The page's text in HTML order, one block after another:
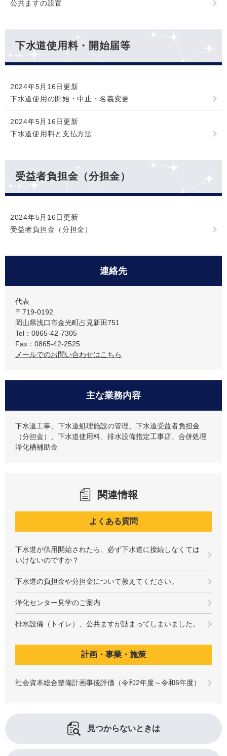
公共ますの設置
下水道使用料・開始届等
2024年5月16日更新
下水道使用の開始・中止・名義変更
2024年5月16日更新
下水道使用料と支払方法
受益者負担金（分担金）
2024年5月16日更新
受益者負担金（分担金）
連絡先
代表
〒719-0192
岡山県浅口市金光町占見新田751
Tel：0865-42-7305
Fax：0865-42-2525
メールでのお問い合わせはこちら
主な業務内容
下水道工事、下水道処理施設の管理、下水道受益者負担金
（分担金）、下水道使用料、排水設備指定工事店、合併処理
浄化槽補助金
関連情報
よくある質問
下水道が供用開始されたら、必ず下水道に接続しなくては
いけないのですか？
下水道の負担金や分担金について教えてください。
浄化センター見学のご案内
排水設備（トイレ）、公共ますが詰まってしまいました。
計画・事業・施策
社会資本総合整備計画事後評価（令和2年度～令和6年度）
見つからないときは